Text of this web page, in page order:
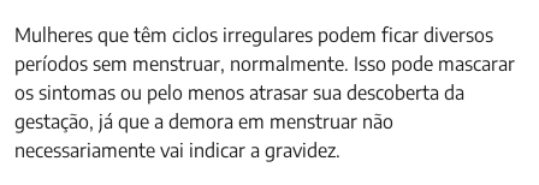
Mulheres que têm ciclos irregulares podem ficar diversos
períodos sem menstruar, normalmente. Isso pode mascarar
os sintomas ou pelo menos atrasar sua descoberta da
gestação, já que a demora em menstruar não
necessariamente vai indicar a gravidez.